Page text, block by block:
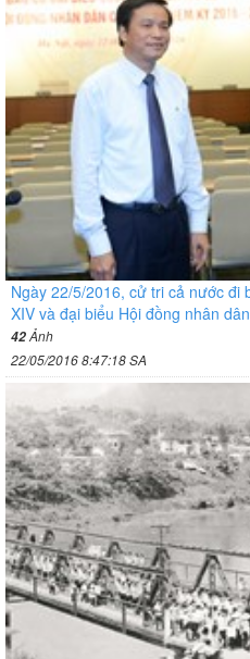
Ngày 22/5/2016, cử tri cả nước đi
XIV và đại biểu Hội đồng nhân
42Ảnh
22/05/2016 8:47:18 SA